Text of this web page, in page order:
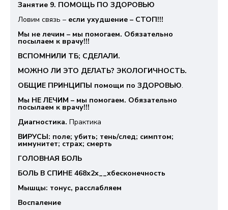
Занятие 9. ПОМОЩЬ ПО ЗДОРОВЬЮ
Ловим связь – если ухудшение – СТОП!!!
Мы не лечим – мы помогаем. Обязательно
посылаем к врачу!!!
ВСПОМНИЛИ ТБ; СДЕЛАЛИ.
МОЖНО ЛИ ЭТО ДЕЛАТЬ? ЭКОЛОГИЧНОСТЬ.
ОБЩИЕ ПРИНЦИПЫ помощи по ЗДОРОВЬЮ.
Мы НЕ ЛЕЧИМ – мы помогаем. Обязательно
посылаем к врачу!!!
Диагностика. Практика
ВИРУСЫ: поле; убить; тень/след; симптом;
иммунитет; страх; смерть
ГОЛОВНАЯ БОЛЬ
БОЛЬ В СПИНЕ 468х2х__хбесконечность
Мышцы: тонус, расслабляем
Воспаление